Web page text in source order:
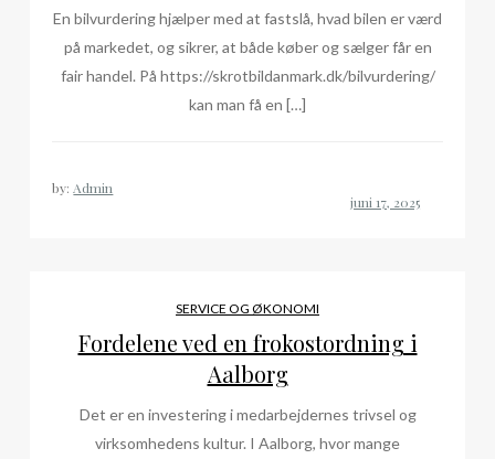
En bilvurdering hjælper med at fastslå, hvad bilen er værd
på markedet, og sikrer, at både køber og sælger får en
fair handel. På https://skrotbildanmark.dk/bilvurdering/
kan man få en […]
by: Admin
SERVICE OG ØKONOMI
Fordelene ved en frokostordning i
Aalborg
Det er en investering i medarbejdernes trivsel og
virksomhedens kultur. I Aalborg, hvor mange